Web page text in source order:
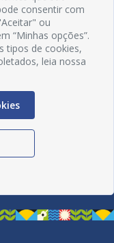
consentir com
ou
“Minhas opções”.
tipos de cookies,
leia nossa